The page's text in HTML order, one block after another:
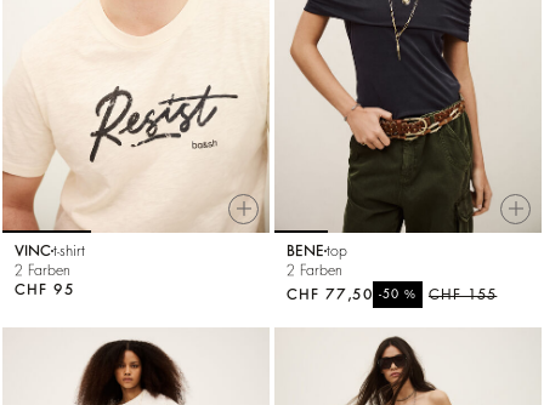
VINCt-shirt
2 Farben
CHF 95
BENE top
2 Farben
CHF 155
-50 %
CHF 77,50